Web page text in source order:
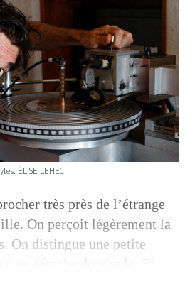
ÉLISE LEHEC
très près de l’étrange
On perçoit légèrement la
On distingue une petite